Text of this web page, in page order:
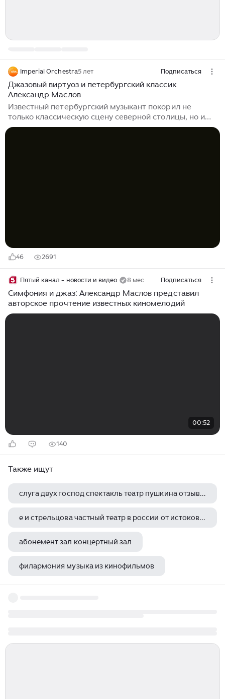
Imperial Orchestra5 лет Подписаться
Джазовый виртуоз и петербургский классик
Александр Маслов
Известный петербургский музыкант покорил не
только классическую сцену северной столицы, но и
взобрался на мировой музыкальный олимп, выступая
46 2691
Пятый канал - новости и видео 8 мес Подписаться
Симфония и джаз: Александр Маслов представил
авторское прочтение известных киномелодий
00:52
140
Также ищут
слуга двух господ спектакль театр пушкина отзывы о спектакле
е и стрельцова частный театр в россии от истоков до начала xx века
абонемент зал концертный зал
филармония музыка из кинофильмов